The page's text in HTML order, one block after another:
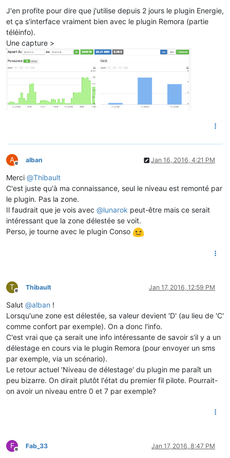
J'en profite pour dire que j'utilise depuis 2 jours le plugin Energie,
et ça s'interface vraiment bien avec le plugin Remora (partie
téléinfo).
Une capture >
A
Offline
alban Jan 16, 2016, 4:21 PM
Merci @Thibault
C'est juste qu'à ma connaissance, seul le niveau est remonté par
le plugin. Pas la zone.
Il faudrait que je vois avec @lunarok peut-être mais ce serait
intéressant que la zone délestée se voit.
Perso, je tourne avec le plugin Conso
T
Offline
Thibault Jan 17, 2016, 12:59 PM
Salut @alban !
Lorsqu'une zone est délestée, sa valeur devient 'D' (au lieu de 'C'
comme confort par exemple). On a donc l'info.
C'est vrai que ça serait une info intéressante de savoir s'il y a un
délestage en cours via le plugin Remora (pour envoyer un sms
par exemple, via un scénario).
Le retour actuel 'Niveau de délestage' du plugin me paraît un
peu bizarre. On dirait plutôt l'état du premier fil pilote. Pourrait-
on avoir un niveau entre 0 et 7 par exemple?
F
Offline
Fab_33 Jan 17, 2016, 8:47 PM